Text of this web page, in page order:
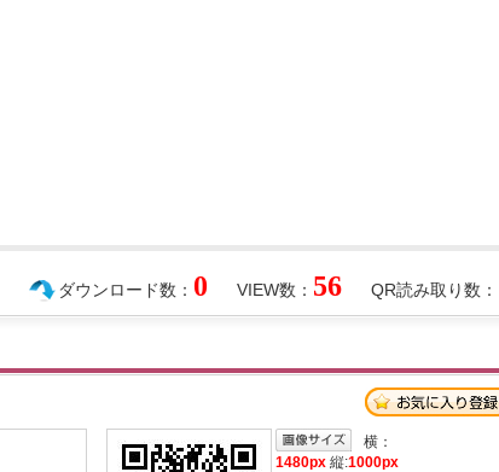
QR読み取り数：
VIEW数： 56
ダウンロード数： 0
横：
1480px 縦:1000px